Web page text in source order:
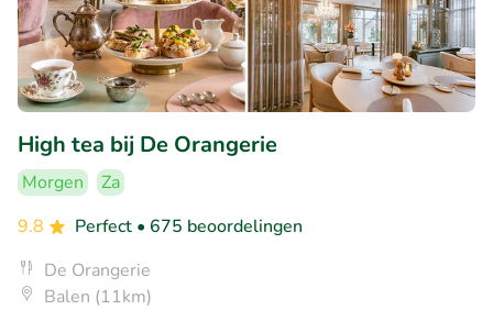
High tea bij De Orangerie
Morgen
Za
9.8
Perfect • 675 beoordelingen
De Orangerie
Balen (11km)